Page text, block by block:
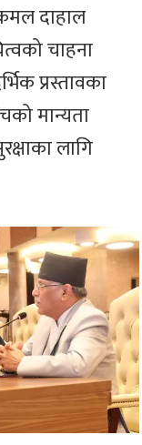
दाहाल
चाहना
प्रस्तावका
मान्यता
लागि